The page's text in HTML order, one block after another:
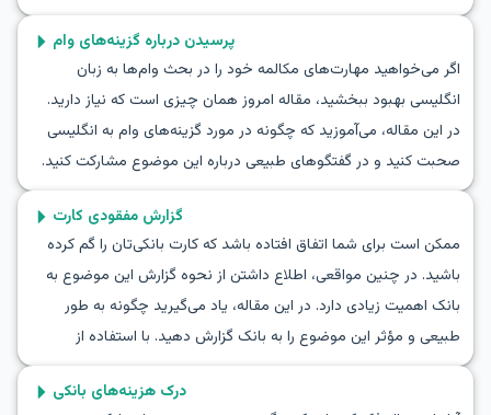
برای درخواست کارت اعتباری و مکالمات پیرامون کارت‌های اعتباری به
زبان انگلیسی است. این فعالیت نه تنها به شما کمک می‌کند تا کلمات و
عبارات ضروری را یاد بگیرید، بلکه اعتماد به نفس لازم برای مکالمات
واقعی را نیز به شما می‌دهد. بیایید این سفر را قدم به قدم پیش ببریم
تا با هم یاد بگیریم که چگونه به زبان انگلیسی برای کارت اعتباری
درخواست دهیم.
پرسیدن درباره گزینه‌های وام
اگر می‌خواهید مهارت‌های مکالمه خود را در بحث وام‌ها به زبان
انگلیسی بهبود ببخشید، مقاله امروز همان چیزی است که نیاز دارید.
در این مقاله، می‌آموزید که چگونه در مورد گزینه‌های وام به انگلیسی
صحبت کنید و در گفتگوهای طبیعی درباره این موضوع مشارکت کنید.
از واژگان کلیدی گرفته تا عبارات کاربردی، ما شما را از طریق کلمات
ضروری و نمونه‌های گفت‌و‌گو راهنمایی می‌کنیم تا بتوانید با اطمینان در
موقعیت‌های واقعی درباره وام‌ها صحبت کنید. این فرصتی عالی برای
تمرین مکالمات انگلیسی مرتبط با وام است که به شما کمک می‌کند در
ارتباطات خود قوی‌تر شوید.
گزارش مفقودی کارت
ممکن است برای شما اتفاق افتاده باشد که کارت بانکی‌تان را گم کرده
باشید. در چنین مواقعی، اطلاع داشتن از نحوه گزارش این موضوع به
بانک اهمیت زیادی دارد. در این مقاله، یاد می‌گیرید چگونه به طور
طبیعی و مؤثر این موضوع را به بانک گزارش دهید. با استفاده از
مکالمات و عبارات کاربردی، برای این موقعیت مهم به خوبی آماده
خواهید شد. این مکالمه نه تنها به زبان‌آموزان در آشنایی با واژگان و
درک هزینه‌های بانکی